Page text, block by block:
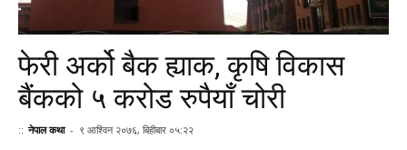
फेरी अर्को बैक ह्याक, कृषि विकास
बैंकको ५ करोड रुपैयाँ चोरी
:: नेपाल कथा - ९ आश्विन २०७६, बिहीबार ०५:२२